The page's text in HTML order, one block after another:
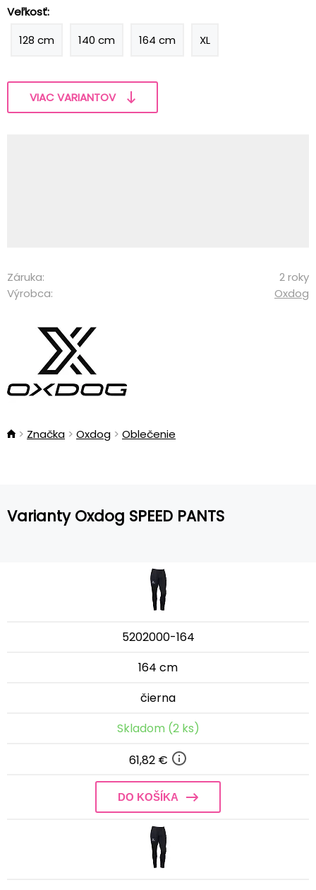
Veľkosť:
128 cm
140 cm 164 cm XL
VIAC VARIANTOV
Záruka:
2 roky
Výrobca:
Oxdog
Značka Oxdog Oblečenie
Varianty Oxdog SPEED PANTS
5202000-164
164 cm
čierna
Skladom (2 ks)
61,82 €
DO KOŠÍKA